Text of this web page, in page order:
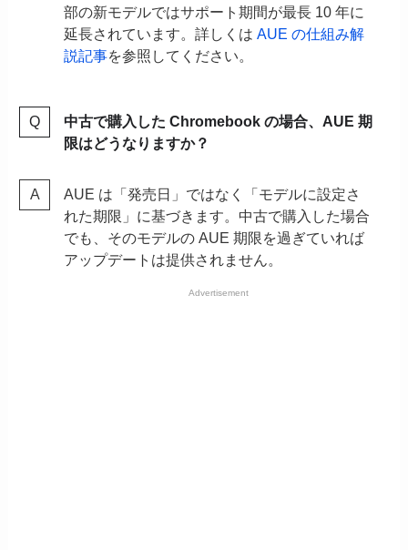
部の新モデルではサポート期間が最長 10 年に
延長されています。詳しくはAUE の仕組み解
説記事を参照してください。
中古で購入した Chromebook の場合、AUE 期
限はどうなりますか？
AUE は「発売日」ではなく「モデルに設定さ
れた期限」に基づきます。中古で購入した場合
でも、そのモデルの AUE 期限を過ぎていれば
アップデートは提供されません。
Advertisement